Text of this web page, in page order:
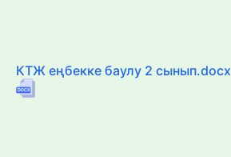
КТЖ еңбекке баулу 2 сынып.docx